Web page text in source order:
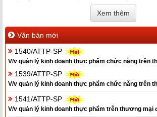
Xem thêm
Văn bản mới
1540/ATTP-SP
V/v quản lý kinh doanh thực phẩm chức năng trên
1539/ATTP-SP
V/v quản lý kinh doanh thực phẩm chức năng trên
1541/ATTP-SP
V/v quản lý kinh doanh thực phẩm trên thương mại